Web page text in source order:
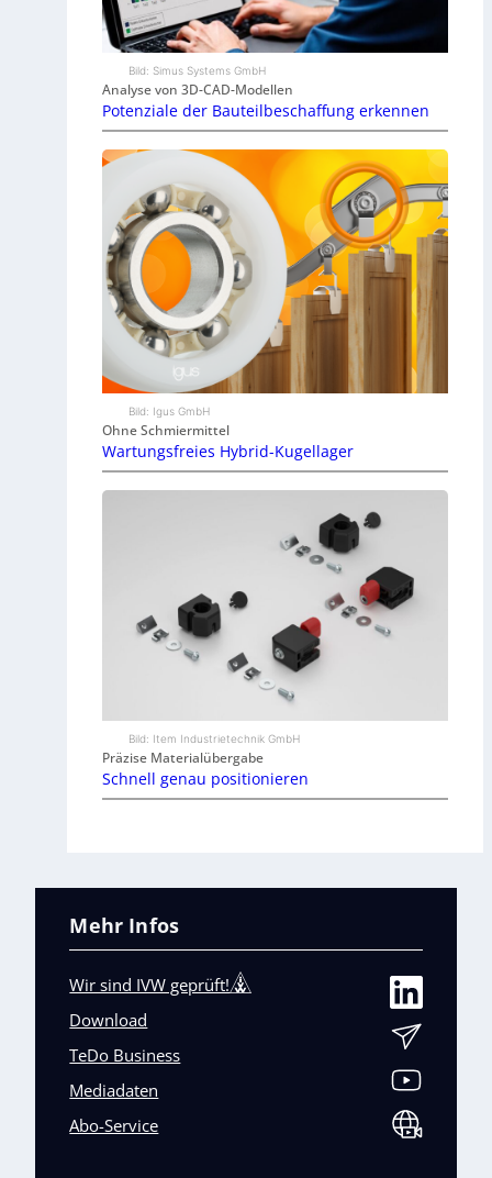
Bild: Simus Systems GmbH
Analyse von 3D-CAD-Modellen
Potenziale der Bauteilbeschaffung erkennen
Bild: Igus GmbH
Ohne Schmiermittel
Wartungsfreies Hybrid-Kugellager
Bild: Item Industrietechnik GmbH
Präzise Materialübergabe
Schnell genau positionieren
Mehr Infos
Wir sind IVW geprüft!
Download
TeDo Business
Mediadaten
Abo-Service